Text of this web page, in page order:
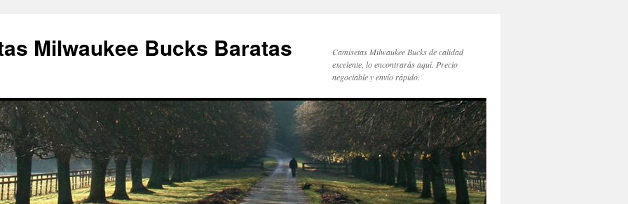
Milwaukee Bucks Baratas
Camisetas Milwaukee Bucks de calidad
excelente, lo encontrarás aquí. Precio
negociable y envío rápido.